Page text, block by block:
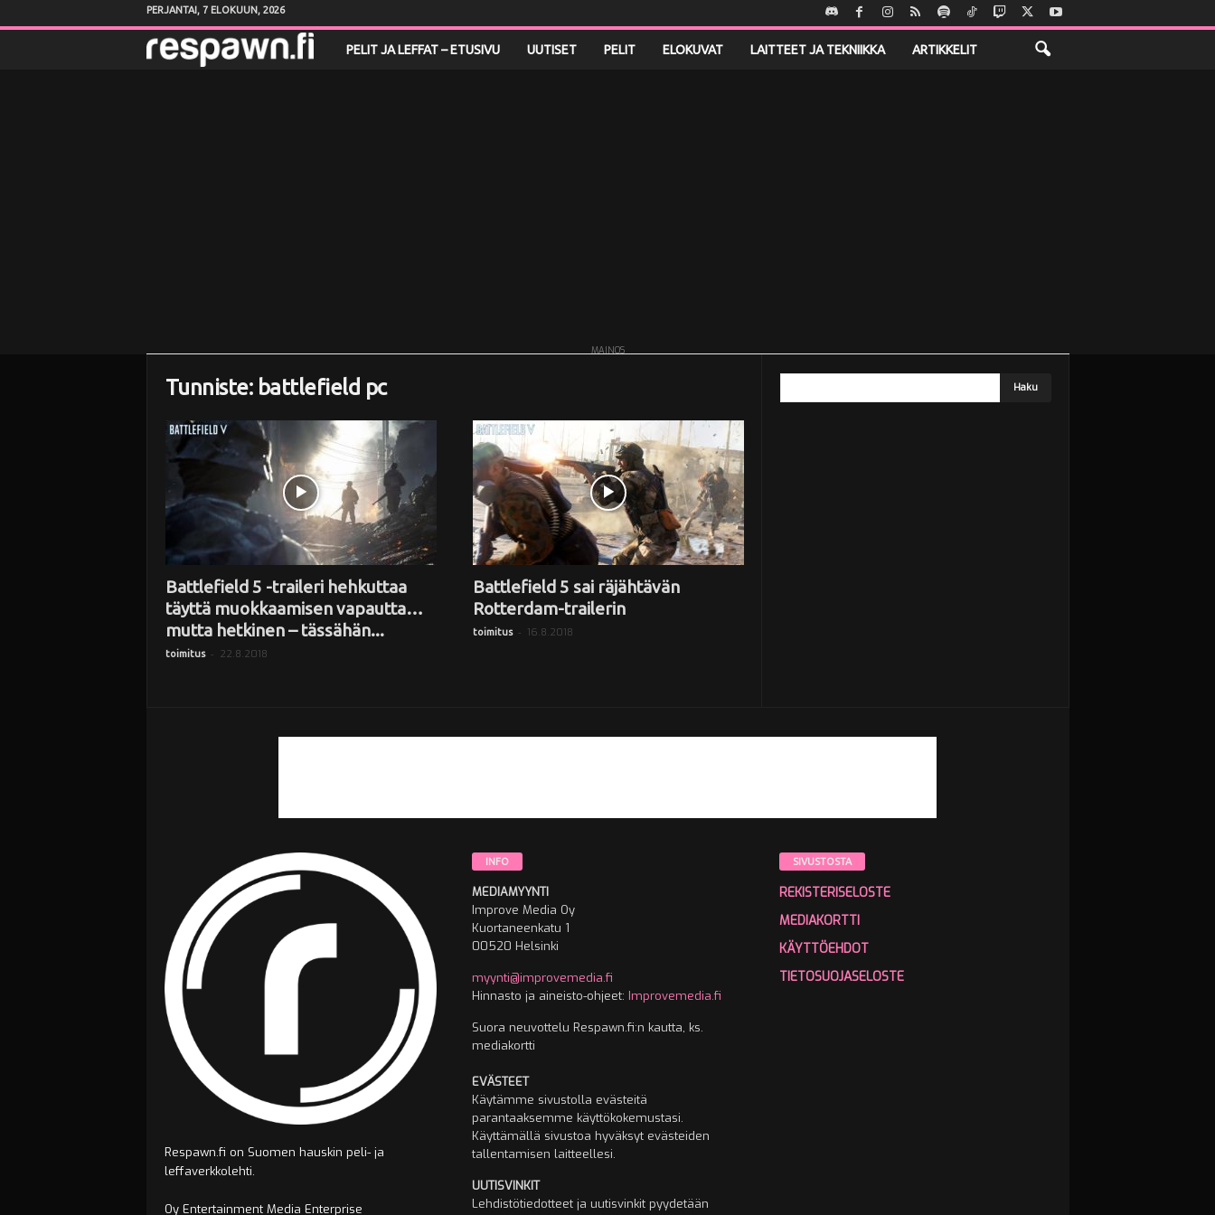
PERJANTAI, 7 ELOKUUN, 2026
PELIT JA LEFFAT – ETUSIVU UUTISET PELIT ELOKUVAT LAITTEET JA TEKNIIKKA ARTIKKELIT
MAINOS
Tunniste: battlefield pc
Battlefield 5 -traileri hehkuttaa
täyttä muokkaamisen vapautta…
mutta hetkinen – tässähän...
toimitus - 22.8.2018
Battlefield 5 sai räjähtävän
Rotterdam-trailerin
toimitus - 16.8.2018
Respawn.fi on Suomen hauskin peli- ja
leffaverkkolehti.
Oy Entertainment Media Enterprise
INFO
MEDIAMYYNTI
Improve Media Oy
Kuortaneenkatu 1
00520 Helsinki
myynti@improvemedia.fi
Hinnasto ja aineisto-ohjeet: Improvemedia.fi
Suora neuvottelu Respawn.fi:n kautta, ks.
mediakortti
EVÄSTEET
Käytämme sivustolla evästeitä
parantaaksemme käyttökokemustasi.
Käyttämällä sivustoa hyväksyt evästeiden
tallentamisen laitteellesi.
UUTISVINKIT
Lehdistötiedotteet ja uutisvinkit pyydetään
SIVUSTOSTA
REKISTERISELOSTE
MEDIAKORTTI
KÄYTTÖEHDOT
TIETOSUOJASELOSTE